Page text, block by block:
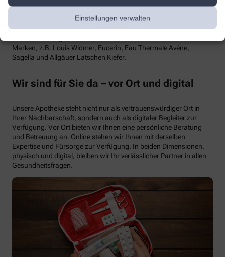
Einstellungen verwalten
Marken, z.B. Louis Widmer, Eucerin, Eau Thermale Avène,
Sagella und Allgäuer Latschen Kiefer.
Wir sind für Sie da – vor Ort und digital
Unsere Apotheke steht nicht nur als vertrauenswürdiger Ort in
Ihrer Nachbarschaft, sondern auch als digitaler Begleiter zur
Verfügung. Vor Ort bieten wir Ihnen eine persönliche Beratung
und Betreuung an. Online stehen wir Ihnen mit derselben
Expertise und Fürsorge zur Verfügung. In beiden Dimensionen,
physisch und digital, bleiben wir Ihr verlässlicher Partner in allen
Gesundheitsfragen.